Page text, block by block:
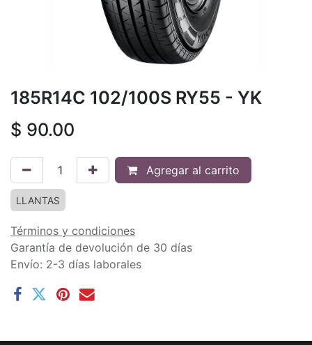
185R14C 102/100S RY55 - YK
$ 90.00
Agregar al carrito
LLANTAS
Términos y condiciones
Garantía de devolución de 30 días
Envío: 2-3 días laborales